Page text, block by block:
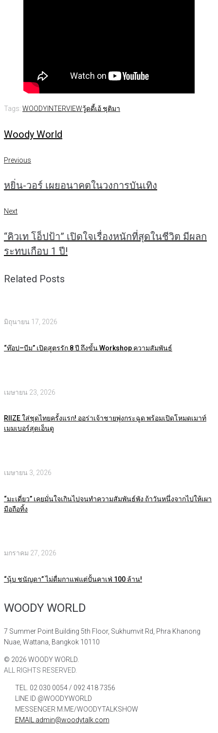
Tags: WOODYINTERVIEWวู้ดดี้เอ้ ชุติมา
Woody World
แนะแนว
เรื่อง
Previous
Previous
หยิ่น-วอร์ เผยอนาคตในวงการบันเทิง
Next
Next
“คิวเท โอ็ปป้า” เปิดใจเรื่องหนักที่สุดในชีวิต มีผลก
ระทบเกือบ 1 ปี!
Related Posts
มิถุนายน 17, 2026
“ท๊อป–บีม” เปิดสูตรรัก 8 ปี ถึงขั้น Workshop ความสัมพันธ์
เมษายน 23, 2026
RIIZE ใส่ชุดไทยครั้งแรก! ออร่าเจ้าชายพุ่งกระฉูด พร้อมเปิดโหมดเมาท์
เมมเบอร์สุดเอ็นดู
เมษายน 3, 2026
“มะเดี่ยว” เคยมั่นใจเกินไปจนทำความสัมพันธ์พัง ถ้าวันหนึ่งจากไปให้เผา
มือถือทิ้ง
มกราคม 27, 2026
“นุ้บ ชนัญดา” ไม่ดื่มกาแฟแต่ปั้นคาเฟ่ 100 ล้าน!
WOODY WORLD
7 Summer Point Building 5th Floor, Sukhumvit Rd, Phra Khanong
Nuae, Wattana, Bangkok 10110
© 2026 WOODY WORLD.
ALL RIGHTS RESERVED.
TEL. 02 030 0054 / 092 418 7356
LINE ID @WOODYWORLD
MESSENGER M.ME/WOODYTALKSHOW
EMAIL admin@woodytalk.com